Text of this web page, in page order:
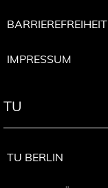
BARRIEREFREIHEIT
IMPRESSUM
TU
TU BERLIN